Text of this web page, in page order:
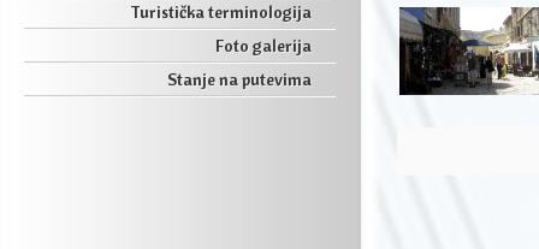
Turistička terminologija
Foto galerija
Stanje na putevima